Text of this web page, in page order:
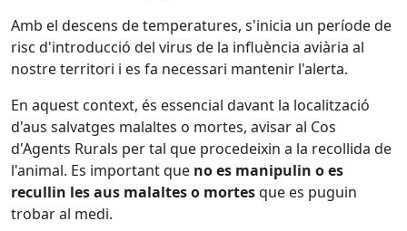
Amb el descens de temperatures, s'inicia un període de
risc d'introducció del virus de la influència aviària al
nostre territori i es fa necessari mantenir l'alerta.
En aquest context, és essencial davant la localització
d'aus salvatges malaltes o mortes, avisar al Cos
d'Agents Rurals per tal que procedeixin a la recollida de
l'animal. Es important que no es manipulin o es
recullin les aus malaltes o mortesque es puguin
trobar al medi.